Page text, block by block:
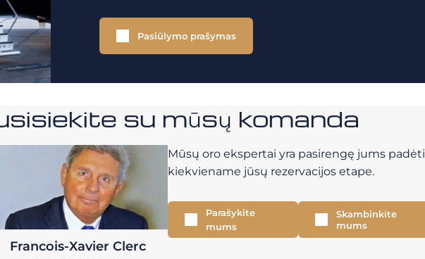
Pasiūlymo prašymas
su mūsų komanda
Francois-Xavier Clerc
Mūsų oro ekspertai yra pasirengę jums padėti
kiekviename jūsų rezervacijos etape.
Parašykite
mums
Skambinkite
mums